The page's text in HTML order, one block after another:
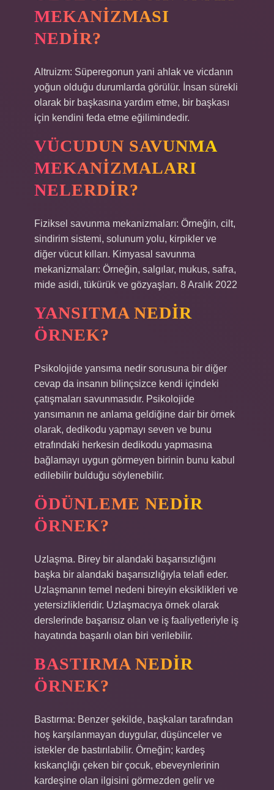
MEKANIZMASI
NEDIR?
Altruizm: Süperegonun yani ahlak ve vicdanın
yoğun olduğu durumlarda görülür. İnsan sürekli
olarak bir başkasına yardım etme, bir başkası
için kendini feda etme eğilimindedir.
VÜCUDUN SAVUNMA
MEKANIZMALARI
NELERDIR?
Fiziksel savunma mekanizmaları: Örneğin, cilt,
sindirim sistemi, solunum yolu, kirpikler ve
diğer vücut kılları. Kimyasal savunma
mekanizmaları: Örneğin, salgılar, mukus, safra,
mide asidi, tükürük ve gözyaşları. 8 Aralık 2022
YANSITMA NEDIR
ÖRNEK?
Psikolojide yansıma nedir sorusuna bir diğer
cevap da insanın bilinçsizce kendi içindeki
çatışmaları savunmasıdır. Psikolojide
yansımanın ne anlama geldiğine dair bir örnek
olarak, dedikodu yapmayı seven ve bunu
etrafındaki herkesin dedikodu yapmasına
bağlamayı uygun görmeyen birinin bunu kabul
edilebilir bulduğu söylenebilir.
ÖDÜNLEME NEDIR
ÖRNEK?
Uzlaşma. Birey bir alandaki başarısızlığını
başka bir alandaki başarısızlığıyla telafi eder.
Uzlaşmanın temel nedeni bireyin eksiklikleri ve
yetersizlikleridir. Uzlaşmacıya örnek olarak
derslerinde başarısız olan ve iş faaliyetleriyle iş
hayatında başarılı olan biri verilebilir.
BASTIRMA NEDIR
ÖRNEK?
Bastırma: Benzer şekilde, başkaları tarafından
hoş karşılanmayan duygular, düşünceler ve
istekler de bastırılabilir. Örneğin; kardeş
kıskançlığı çeken bir çocuk, ebeveynlerinin
kardeşine olan ilgisini görmezden gelir ve